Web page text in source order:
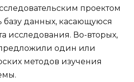
проектом
данных, касающуюся
исследования. Во-вторых,
предложили один или
методов изучения